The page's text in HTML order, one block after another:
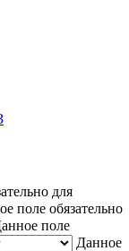
для
поле обязательно
поле
Данное